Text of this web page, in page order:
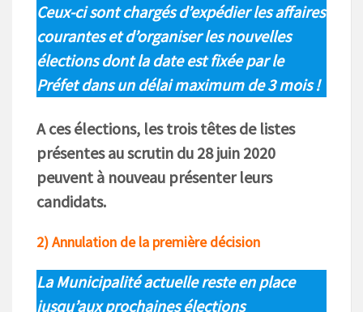
Ceux-ci sont chargés d’expédier les affaires
courantes et d’organiser les nouvelles
élections dont la date est fixée par le
Préfet dans un délai maximum de 3 mois !
A ces élections, les trois têtes de listes
présentes au scrutin du 28 juin 2020
peuvent à nouveau présenter leurs
candidats.
2)Annulation de la première décision
La Municipalité actuelle reste en place
jusqu’aux prochaines élections